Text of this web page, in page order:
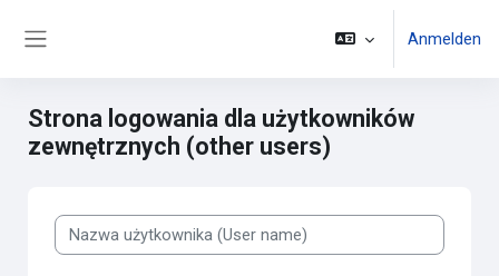
Anmelden
Strona logowania dla użytkowników
zewnętrznych (other users)
Nazwa użytkownika